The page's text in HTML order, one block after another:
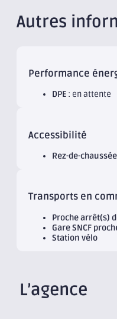
Autres
Performance
DPE : en attente
Accessibilité
Rez-de-chaussée
Transports en
Proche arrêt(s)
Gare SNCF
Station vélo
L’agence